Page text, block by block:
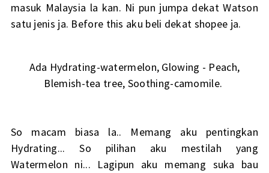
masuk Malaysia la kan. Ni pun jumpa dekat Watson
satu jenis ja. Before this aku beli dekat shopee ja.
Ada Hydrating-watermelon, Glowing - Peach,
Blemish-tea tree, Soothing-camomile.
So macam biasa la.. Memang aku pentingkan
Hydrating... So pilihan aku mestilah yang
Watermelon ni... Lagipun aku memang suka bau